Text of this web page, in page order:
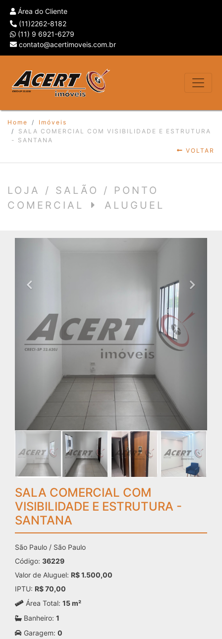
Área do Cliente
(11)2262-8182
(11) 9 6921-6279
contato@acertimoveis.com.br
Home
Imóveis
SALA COMERCIAL COM VISIBILIDADE E ESTRUTURA
- SANTANA
VOLTAR
LOJA / SALÃO / PONTO
COMERCIAL
ALUGUEL
SALA COMERCIAL COM
VISIBILIDADE E ESTRUTURA -
SANTANA
São Paulo / São Paulo
Código: 36229
Valor de Aluguel: R$ 1.500,00
IPTU: R$ 70,00
Área Total: 15 m²
Banheiro: 1
Garagem: 0